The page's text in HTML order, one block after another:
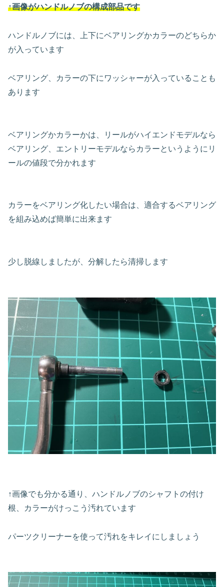
↑画像がハンドルノブの構成部品です
ハンドルノブには、上下にベアリングかカラーのどちらか
が入っています
ベアリング、カラーの下にワッシャーが入っていることも
あります
ベアリングかカラーかは、リールがハイエンドモデルなら
ベアリング、エントリーモデルならカラーというようにリ
ールの値段で分かれます
カラーをベアリング化したい場合は、適合するベアリング
を組み込めば簡単に出来ます
少し脱線しましたが、分解したら清掃します
↑画像でも分かる通り、ハンドルノブのシャフトの付け
根、カラーがけっこう汚れています
パーツクリーナーを使って汚れをキレイにしましょう